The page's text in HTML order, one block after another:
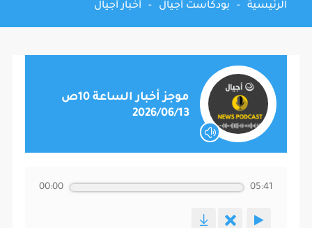
الرئيسية - بودكاست أجيال - أخبار أجيال
موجز أخبار الساعة 10ص
2026/06/13
00:00 05:41